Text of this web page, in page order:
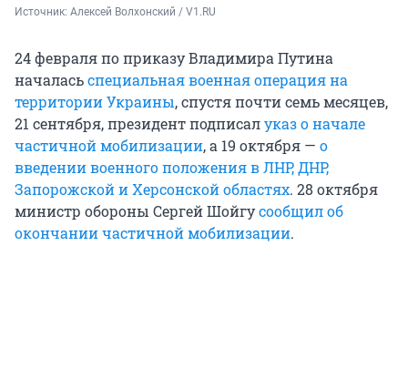
Источник: Алексей Волхонский / V1.RU
24 февраля по приказу Владимира Путина
началасьспециальная военная операция на
территории Украины, спустя почти семь месяцев,
21 сентября, президент подписалуказ о начале
частичной мобилизации, а 19 октября — о
введении военного положения в ЛНР, ДНР,
Запорожской и Херсонской областях. 28 октября
министр обороны Сергей Шойгусообщил об
окончании частичной мобилизации.